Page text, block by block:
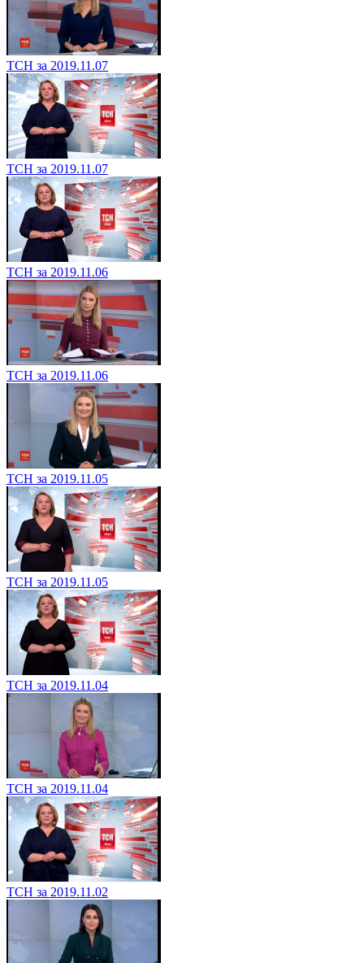
ТСН за 2019.11.07
ТСН за 2019.11.07
ТСН за 2019.11.06
ТСН за 2019.11.06
ТСН за 2019.11.05
ТСН за 2019.11.05
ТСН за 2019.11.04
ТСН за 2019.11.04
ТСН за 2019.11.02